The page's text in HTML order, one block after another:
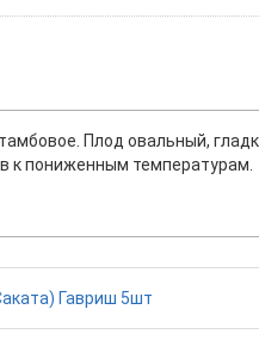
Плод овальный,
к пониженным температурам.